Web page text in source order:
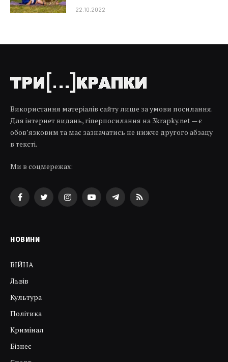
22.10.2022
Використання матеріалів сайту лише за умови посилання.
Для інтернет видань, гіперпосилання на 3krapky.net — є
обов’язковим та має зазначатись не нижче другого абзацу
в тексті.
Ми в соцмережах:
FacebookTwitterInstagramYouTubeTelegramRSS
НОВИНИ
ВІЙНА
Львів
Культура
Політика
Кримінал
Бізнес